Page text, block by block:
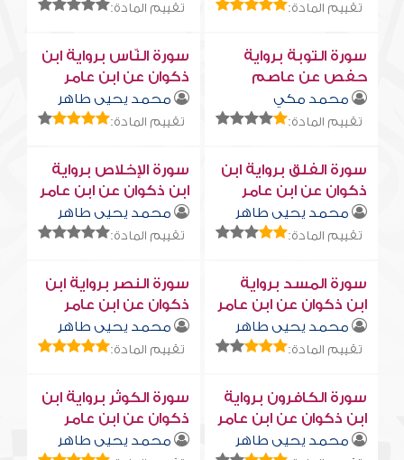
تقييم المادة: تقييم المادة:
سورة التوبة برواية
حفص عن عاصم
محمد مكي
تقييم المادة:
سورة النّاس برواية ابن
ذكوان عن ابن عامر
محمد يحيى طاهر
تقييم المادة:
سورة الفلق برواية ابن
ذكوان عن ابن عامر
محمد يحيى طاهر
تقييم المادة:
سورة الإخلاص برواية
ابن ذكوان عن ابن عامر
محمد يحيى طاهر
تقييم المادة:
سورة المسد برواية
ابن ذكوان عن ابن عامر
محمد يحيى طاهر
تقييم المادة:
سورة النصر برواية ابن
ذكوان عن ابن عامر
محمد يحيى طاهر
تقييم المادة:
سورة الكافرون برواية
ابن ذكوان عن ابن عامر
محمد يحيى طاهر
سورة الكوثر برواية ابن
ذكوان عن ابن عامر
محمد يحيى طاهر